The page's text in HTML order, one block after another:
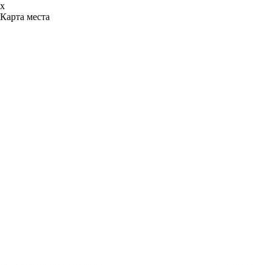
x
Карта места